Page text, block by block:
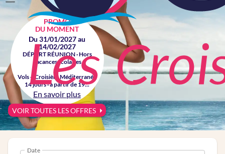
PROMO
DU MOMENT
Du 31/01/2027 au
14/02/2027
DÉPART RÉUNION · Hors
vacances scolaires
Vols + Croisière Méditerranée
14 jours · à partir de 19...
En savoir plus
VOIR TOUTES LES OFFRES
Date